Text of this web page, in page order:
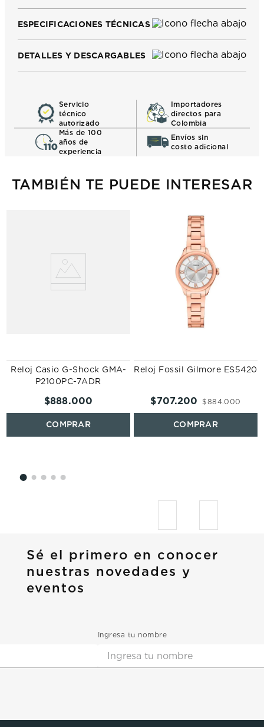
ESPECIFICACIONES TÉCNICAS
DETALLES Y DESCARGABLES
Servicio
técnico
autorizado
Importadores
directos para
Colombia
Más de 100
años de
experiencia
Envíos sin
costo adicional
TAMBIÉN TE PUEDE INTERESAR
Reloj Casio G-Shock GMA-
P2100PC-7ADR
$888.000
Reloj Fossil Gilmore ES5420
$884.000
$707.200
Sé el primero en conocer
nuestras novedades y
eventos
Ingresa tu nombre